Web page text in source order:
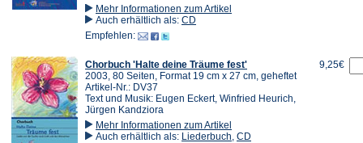
Mehr Informationen zum Artikel
Auch erhältlich als: CD
Empfehlen:
Chorbuch 'Halte deine Träume fest'
2003, 80 Seiten, Format 19 cm x 27 cm, geheftet
Artikel-Nr.: DV37
Text und Musik: Eugen Eckert, Winfried Heurich,
Jürgen Kandziora
Mehr Informationen zum Artikel
Auch erhältlich als: Liederbuch CD
9,25€